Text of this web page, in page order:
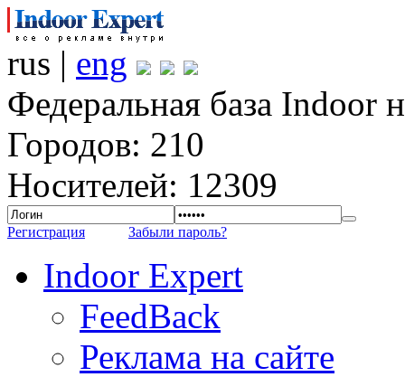
rus | eng
Федеральная база Indoor
Городов: 210
Носителей: 12309
Регистрация Забыли пароль?
Indoor Expert
FeedBack
Реклама на сайте